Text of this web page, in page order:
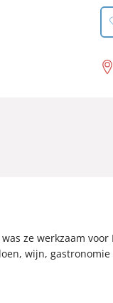
ze werkzaam
wijn, gastronomie